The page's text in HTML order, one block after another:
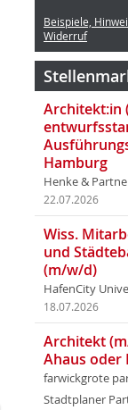
Beispiele,
Widerruf
Architekt:in
Hamburg
Henke &
22.07.2026
Wiss.
und
(m/w/d)
HafenCity
18.07.2026
Architekt
Ahaus oder
farwickgrote
Stadtplaner